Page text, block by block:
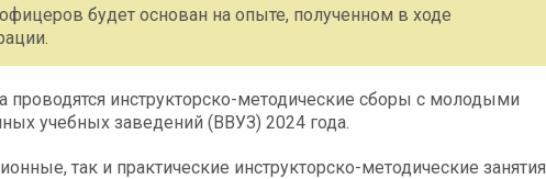
будет основан на опыте, полученном в ходе
проводятся инструкторско-методические сборы с молодыми
учебных заведений (ВВУЗ) 2024 года.
так и практические инструкторско-методические занятия